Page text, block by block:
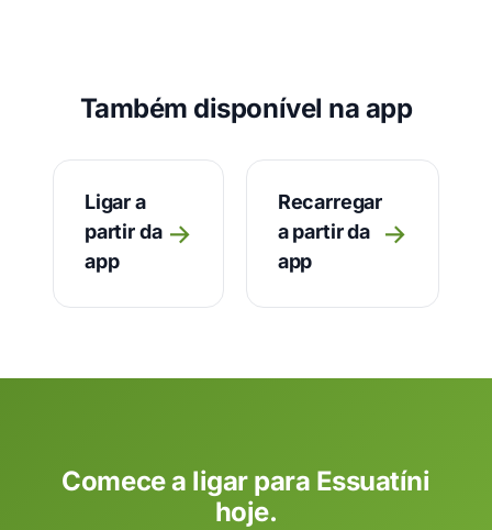
Também disponível na app
Ligar a
partir da
app
→
Recarregar
a partir da
app
→
Comece a ligar para Essuatíni
hoje.